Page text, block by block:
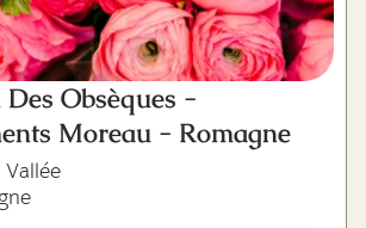
Obsèques -
Moreau - Romagne